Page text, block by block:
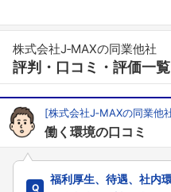
株式会社J‐MAXの同業他社
評判・口コミ・評価一覧
[株式会社J‐MAXの同業他
働く環境の口コミ
福利厚生、待遇、社内